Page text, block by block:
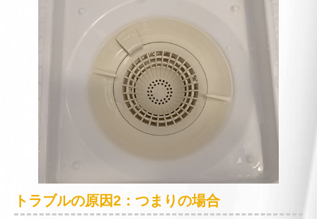
トラブルの原因2：つまりの場合